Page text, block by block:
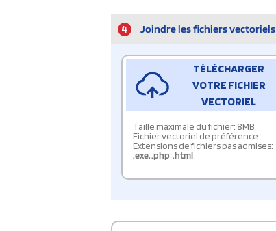
4 Joindre les fichiers vectoriels
TÉLÉCHARGER
VOTRE FICHIER
VECTORIEL
Taille maximale du fichier: 8MB
Fichier vectoriel de préférence
Extensions de fichiers pas admises:
.exe,.php,.html